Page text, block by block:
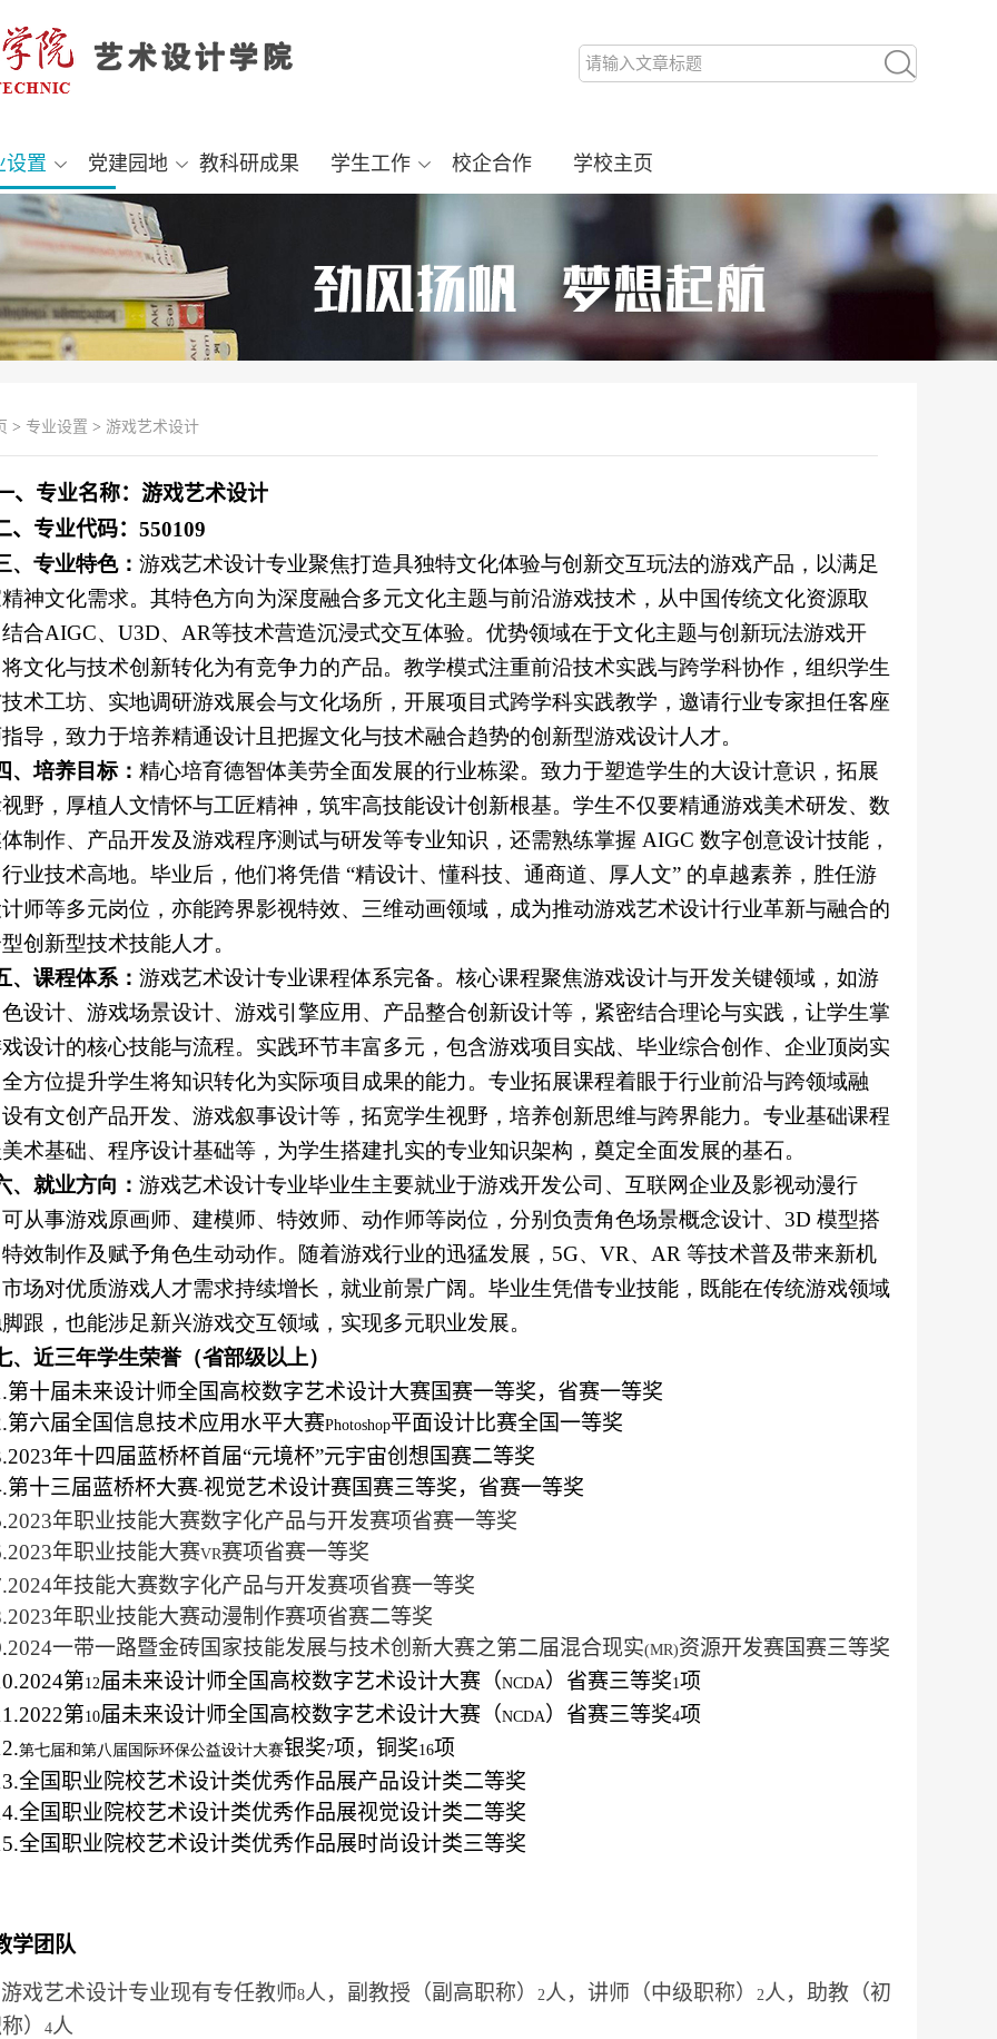
设置 党建园地 教科研成果 学生工作 校企合作 学校主页
> 专业设置 > 游戏艺术设计
、专业名称：游戏艺术设计
、专业代码： 550109
、专业特色： 游戏艺术设计专业聚焦打造具独特文化体验与创新交互玩法的游戏产品，以满足
神文化需求。其特色方向为深度融合多元文化主题与前沿游戏技术，从中国传统文化资源取
合AIGC、 U3D、 AR等技术营造沉浸式交互体验。优势领域在于文化主题与创新玩法游戏开
文化与技术创新转化为有竞争力的产品。教学模式注重前沿技术实践与跨学科协作，组织学生
术工坊、实地调研游戏展会与文化场所，开展项目式跨学科实践教学，邀请行业专家担任客座
导，致力于培养精通设计且把握文化与技术融合趋势的创新型游戏设计人才。
、培养目标： 精心培育德智体美劳全面发展的行业栋梁。致力于塑造学生的大设计意识，拓展
野，厚植人文情怀与工匠精神，筑牢高技能设计创新根基。学生不仅要精通游戏美术研发、数
制作、产品开发及游戏程序测试与研发等专业知识，还需熟练掌握 AIGC 数字创意设计技能，
业技术高地。毕业后，他们将凭借 “精设计、懂科技、通商道、厚人文” 的卓越素养，胜任游
师等多元岗位，亦能跨界影视特效、三维动画领域，成为推动游戏艺术设计行业革新与融合的
创新型技术技能人才。
、 课程体系： 游戏艺术设计专业课程体系完备。核心课程聚焦游戏设计与开发关键领域，如游
设计、游戏场景设计、游戏引擎应用、产品整合创新设计等，紧密结合理论与实践，让学生掌
设计的核心技能与流程。实践环节丰富多元，包含游戏项目实战、毕业综合创作、企业顶岗实
方位提升学生将知识转化为实际项目成果的能力。专业拓展课程着眼于行业前沿与跨领域融
有文创产品开发、游戏叙事设计等，拓宽学生视野，培养创新思维与跨界能力。专业基础课程
术基础、程序设计基础等，为学生搭建扎实的专业知识架构，奠定全面发展的基石。
、就业方向： 游戏艺术设计专业毕业生主要就业于游戏开发公司、互联网企业及影视动漫行
从事游戏原画师、建模师、特效师、动作师等岗位，分别负责角色场景概念设计、 3D 模型搭
效制作及赋予角色生动动作。随着游戏行业的迅猛发展， 5G、 VR、 AR 等技术普及带来新机
场对优质游戏人才需求持续增长，就业前景广阔。毕业生凭借专业技能，既能在传统游戏领域
跟，也能涉足新兴游戏交互领域，实现多元职业发展。
、近三年学生荣誉（省部级以上）
第十届未来设计师全国高校数字艺术设计大赛国赛一等奖，省赛一等奖
第六届全国信息技术应用水平大赛Photoshop平面设计比赛全国一等奖
年十四届蓝桥杯首届“元境杯”元宇宙创想国赛二等奖
第十三届蓝桥杯大赛-视觉艺术设计赛国赛三等奖，省赛一等奖
2023年职业技能大赛数字化产品与开发赛项省赛一等奖
年职业技能大赛VR赛项省赛一等奖
年技能大赛数字化产品与开发赛项省赛一等奖
年职业技能大赛动漫制作赛项省赛二等奖
2024一带一路暨金砖国家技能发展与技术创新大赛之第二届混合现实(MR)资源开发赛国赛三等奖
第12届未来设计师全国高校数字艺术设计大赛（NCDA）省赛三等奖1项
第10届未来设计师全国高校数字艺术设计大赛（NCDA）省赛三等奖4项
第七届和第八届 国际环保公益设计大赛银奖7项，铜奖16项
全国职业院校艺术设计类优秀作品展产品设计类二等奖
全国职业院校艺术设计类优秀作品展视觉设计类二等奖
全国职业院校艺术设计类优秀作品展时尚设计类三等奖
学团队
游戏艺术设计专业现有专任教师8人，副教授（副高职称） 2人，讲师（中级职称） 2人，助教（初
）
4人